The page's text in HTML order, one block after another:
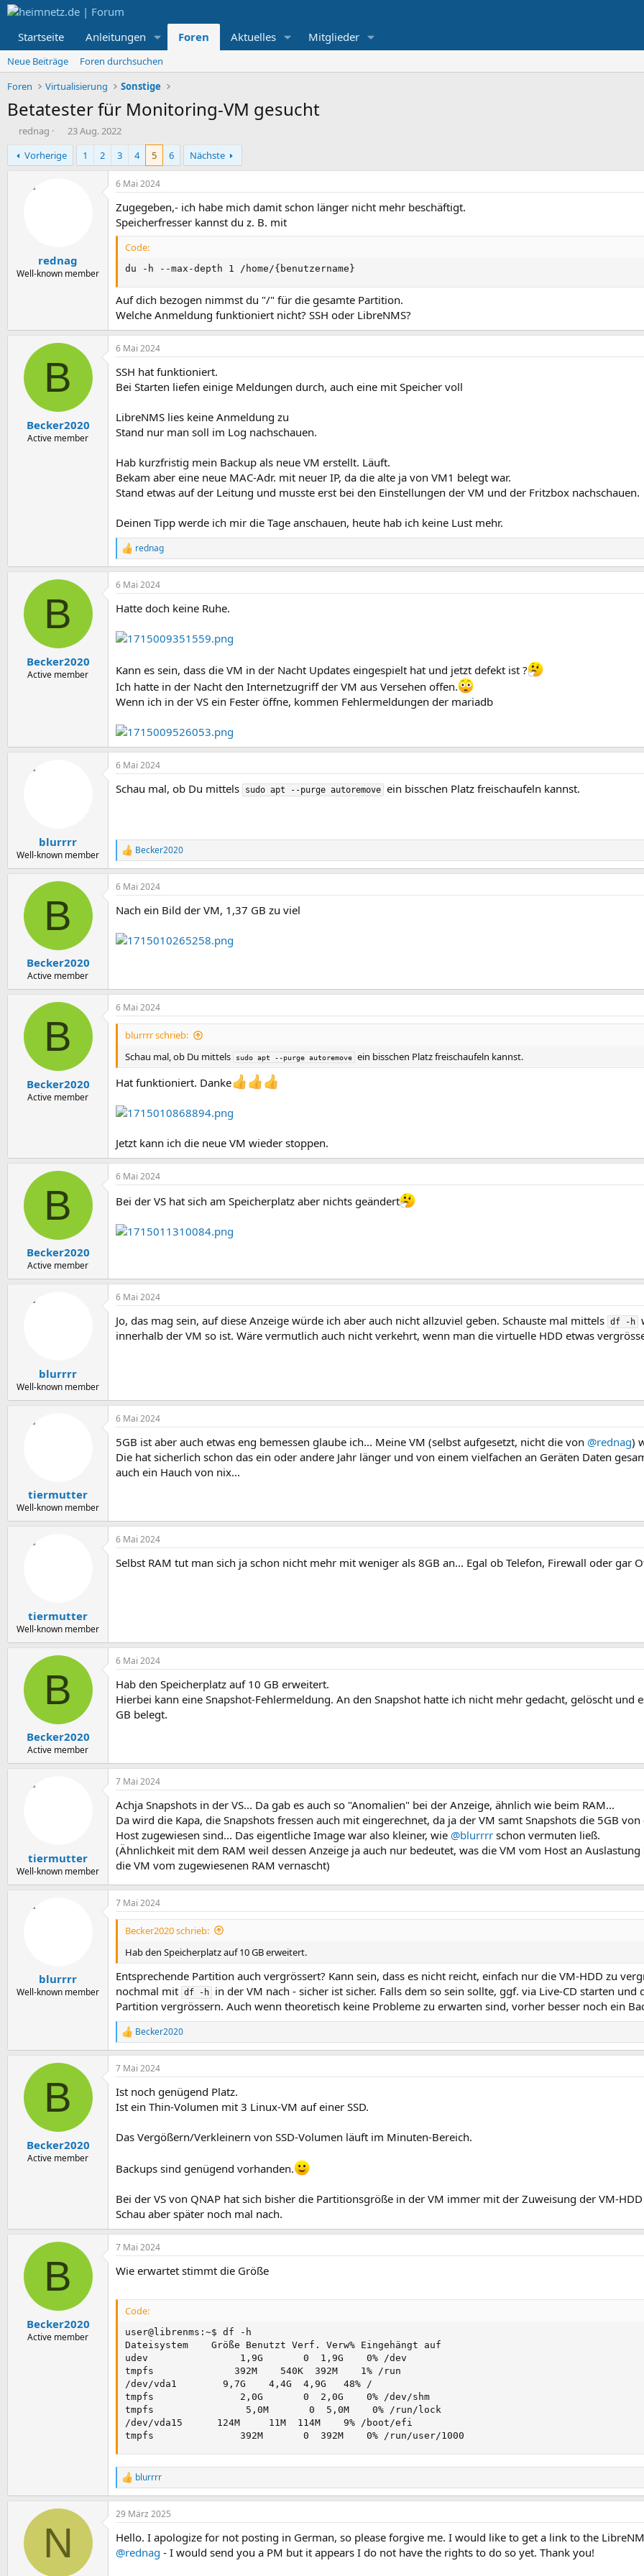
Startseite Anleitungen Foren Aktuelles Mitglieder
Neue Beiträge
Foren durchsuchen
Foren
Virtualisierung Sonstige
Betatester für Monitoring-VM gesucht
E
r
s
t
rednag
E
r
t
23 Aug. 2022
Vorherige
1 2 3 4 5 6 Nächste
rednag
Well-known member
6 Mai 2024
Zugegeben,- ich habe mich damit schon länger nicht mehr beschäftigt.
Speicherfresser kannst du z. B. mit
Code:
du -h --max-depth 1 /home/{benutzername}
Auf dich bezogen nimmst du "/" für die gesamte Partition.
Welche Anmeldung funktioniert nicht? SSH oder LibreNMS?
B
Becker2020
Active member
6 Mai 2024
SSH hat funktioniert.
Bei Starten liefen einige Meldungen durch, auch eine mit Speicher voll
LibreNMS lies keine Anmeldung zu
Stand nur man soll im Log nachschauen.
Hab kurzfristig mein Backup als neue VM erstellt. Läuft.
Bekam aber eine neue MAC-Adr. mit neuer IP, da die alte ja von VM1 belegt war.
Stand etwas auf der Leitung und musste erst bei den Einstellungen der VM und der Fritzbox nachschauen.
Deinen Tipp werde ich mir die Tage anschauen, heute hab ich keine Lust mehr.
R
e
a
k
i
n
e
:
rednag
B
Becker2020
Active member
6 Mai 2024
Hatte doch keine Ruhe.
Kann es sein, dass die VM in der Nacht Updates eingespielt hat und jetzt defekt ist ?
Ich hatte in der Nacht den Internetzugriff der VM aus Versehen offen.
Wenn ich in der VS ein Fester öffne, kommen Fehlermeldungen der mariadb
blurrrr
Well-known member
6 Mai 2024
Schau mal, ob Du mittels sudo apt --purge autoremove ein bisschen Platz freischaufeln kannst.
R
e
a
k
i
n
e
Becker2020
B
Becker2020
Active member
6 Mai 2024
Nach ein Bild der VM, 1,37 GB zu viel
B
Becker2020
Active member
6 Mai 2024
blurrrr schrieb:
Schau mal, ob Du mittels
sudo apt --purge autoremove ein bisschen Platz freischaufeln kannst.
Hat funktioniert. Danke
Jetzt kann ich die neue VM wieder stoppen.
B
Becker2020
Active member
6 Mai 2024
Bei der VS hat sich am Speicherplatz aber nichts geändert
blurrrr
Well-known member
6 Mai 2024
Jo, das mag sein, auf diese Anzeige würde ich aber auch nicht allzuviel geben. Schauste mal mittels df -h
innerhalb der VM so ist. Wäre vermutlich auch nicht verkehrt, wenn man die virtuelle HDD etwas
tiermutter
Well-known member
6 Mai 2024
5GB ist aber auch etwas eng bemessen glaube ich... Meine VM (selbst aufgesetzt, nicht die von @rednag)
Die hat sicherlich schon das ein oder andere Jahr länger und von einem vielfachen an Geräten Daten
auch ein Hauch von nix...
tiermutter
Well-known member
6 Mai 2024
Selbst RAM tut man sich ja schon nicht mehr mit weniger als 8GB an... Egal ob Telefon, Firewall oder gar
B
Becker2020
Active member
6 Mai 2024
Hab den Speicherplatz auf 10 GB erweitert.
Hierbei kann eine Snapshot-Fehlermeldung. An den Snapshot hatte ich nicht mehr gedacht, gelöscht und
GB belegt.
tiermutter
Well-known member
7 Mai 2024
Achja Snapshots in der VS... Da gab es auch so "Anomalien" bei der Anzeige, ähnlich wie beim RAM...
Da wird die Kapa, die Snapshots fressen auch mit eingerechnet, da ja der VM samt Snapshots die 5GB
Host zugewiesen sind... Das eigentliche Image war also kleiner, wie @blurrrr schon vermuten ließ.
(Ähnlichkeit mit dem RAM weil dessen Anzeige ja auch nur bedeutet, was die VM vom Host an
die VM vom zugewiesenen RAM vernascht)
blurrrr
Well-known member
7 Mai 2024
Becker2020 schrieb:
Hab den Speicherplatz auf 10 GB erweitert.
Entsprechende Partition auch vergrössert? Kann sein, dass es nicht reicht, einfach nur die VM-HDD zu
nochmal mit df -h
in der VM nach - sicher ist sicher. Falls dem so sein sollte, ggf. via Live-CD starten und
Partition vergrössern. Auch wenn theoretisch keine Probleme zu erwarten sind, vorher besser noch ein
R
e
a
k
i
o
n
Becker2020
B
Becker2020
Active member
7 Mai 2024
Ist noch genügend Platz.
Ist ein Thin-Volumen mit 3 Linux-VM auf einer SSD.
Das Vergößern/Verkleinern von SSD-Volumen läuft im Minuten-Bereich.
Backups sind genügend vorhanden.
Bei der VS von QNAP hat sich bisher die Partitionsgröße in der VM immer mit der Zuweisung der VM-
Schau aber später noch mal nach.
B
Becker2020
Active member
7 Mai 2024
Wie erwartet stimmt die Größe
Code:
user@librenms:~$ df -h
Dateisystem    Größe Benutzt Verf. Verw% Eingehängt auf
udev                1,9G       0  1,9G    0% /dev
tmpfs              392M    540K  392M    1% /run
/dev/vda1        9,7G    4,4G  4,9G   48% /
tmpfs               2,0G       0  2,0G    0% /dev/shm
tmpfs                5,0M       0  5,0M    0% /run/lock
/dev/vda15      124M     11M  114M    9% /boot/efi
tmpfs               392M       0  392M    0% /run/user/1000
R
e
a
k
i
o
blurrrr
N
29 März 2025
Hello. I apologize for not posting in German, so please forgive me. I would like to get a link to the
@rednag - I would send you a PM but it appears I do not have the rights to do so yet. Thank you!